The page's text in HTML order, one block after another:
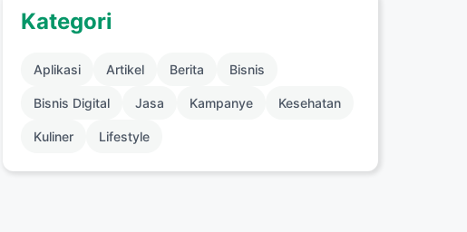
Kategori
Aplikasi Artikel Berita Bisnis
Bisnis Digital Jasa Kampanye Kesehatan
Kuliner Lifestyle